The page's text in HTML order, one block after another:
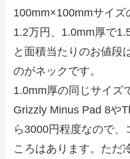
100mm×100mmサイ
1.2万円、1.0mm厚で
と面積当たりのお値段
のがネックです。
1.0mm厚の同じサイズ
Grizzly Minus Pad 8や
ら3000円程度なので、
ころはあります。ただ